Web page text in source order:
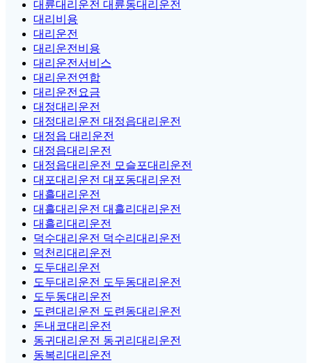
대륜대리운전 대륜동대리운전
대리비용
대리운전
대리운전비용
대리운전서비스
대리운전연합
대리운전요금
대정대리운전
대정대리운전 대정읍대리운전
대정읍 대리운전
대정읍대리운전
대정읍대리운전 모슬포대리운전
대포대리운전 대포동대리운전
대흘대리운전
대흘대리운전 대흘리대리운전
대흘리대리운전
덕수대리운전 덕수리대리운전
덕천리대리운전
도두대리운전
도두대리운전 도두동대리운전
도두동대리운전
도련대리운전 도련동대리운전
돈내코대리운전
동귀대리운전 동귀리대리운전
동복리대리운전